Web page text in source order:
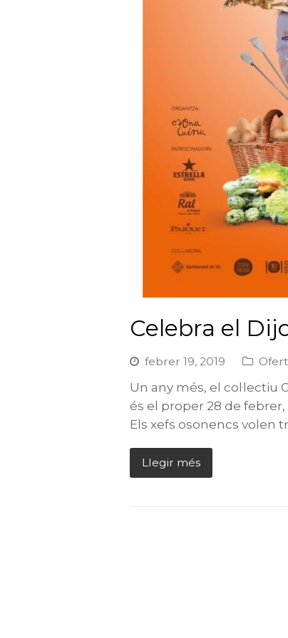
Celebra el
febrer 19, 2019
Un any més, el col·lectiu
és el proper 28 de
Els xefs osonencs volen
Llegir més